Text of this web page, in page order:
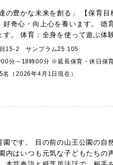
の豊かな未来を創る」 【保育
好奇心・向上心を養います。 徳
す。 体育：全身を使って遊ぶ体
15-2 サンプラム25 105
00分～18時00分 ※延長保育・休日保
（2026年4月1日現在）
園です。 目の前の山王公園の自
内はいつも元気な子どもたちの